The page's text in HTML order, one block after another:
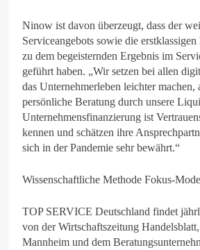
Ninow ist davon überzeugt, dass der
Serviceangebots sowie die
zu dem begeisternden Ergebnis im
geführt haben. „Wir setzen bei allen
das Unternehmerleben leichter machen,
persönliche Beratung durch unsere
Unternehmensfinanzierung ist
kennen und schätzen ihre
sich in der Pandemie sehr bewährt.“
Wissenschaftliche Methode Fokus-
TOP SERVICE Deutschland findet
von der Wirtschaftszeitung
Mannheim und dem